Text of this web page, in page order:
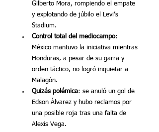
Gilberto Mora, rompiendo el empate
y explotando de júbilo el Levi’s
Stadium.
Control total del mediocampo:
México mantuvo la iniciativa mientras
Honduras, a pesar de su garra y
orden táctico, no logró inquietar a
Malagón.
Quizás polémica: se anuló un gol de
Edson Álvarez y hubo reclamos por
una posible roja tras una falta de
Alexis Vega.